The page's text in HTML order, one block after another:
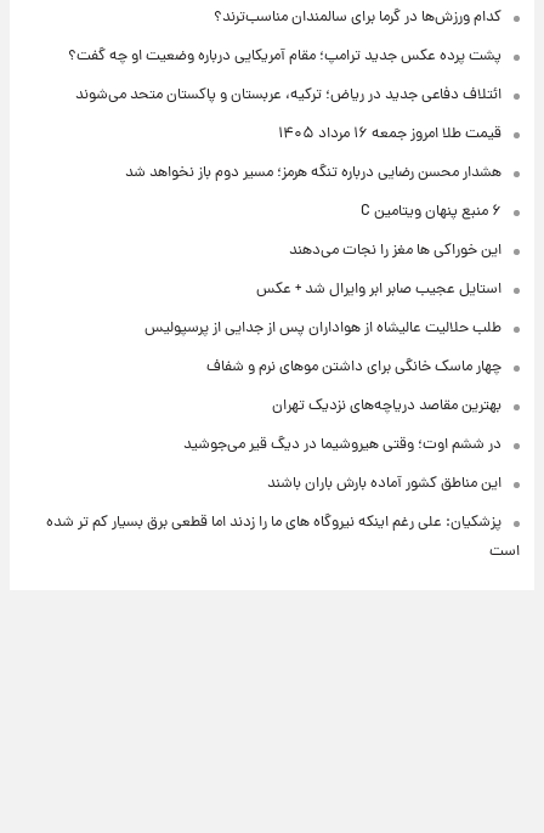
کدام ورزش‌ها در گرما برای سالمندان مناسب‌ترند؟
پشت پرده عکس جدید ترامپ؛ مقام آمریکایی درباره وضعیت او چه گفت؟
ائتلاف دفاعی جدید در ریاض؛ ترکیه، عربستان و پاکستان متحد می‌شوند
قیمت طلا امروز جمعه ۱۶ مرداد ۱۴۰۵
هشدار محسن رضایی درباره تنگه هرمز؛ مسیر دوم باز نخواهد شد
۶ منبع پنهان ویتامین C
این خوراکی ها مغز را نجات می‌دهند
استایل عجیب صابر ابر وایرال شد + عکس
طلب حلالیت عالیشاه از هواداران پس از جدایی از پرسپولیس
چهار ماسک خانگی برای داشتن موهای نرم و شفاف
بهترین مقاصد دریاچه‌های نزدیک تهران
در ششم اوت؛ وقتی هیروشیما در دیگ قیر می‌جوشید
این مناطق کشور آماده بارش باران باشند
پزشکیان: علی رغم اینکه نیروگاه های ما را زدند اما قطعی برق بسیار کم تر شده
است